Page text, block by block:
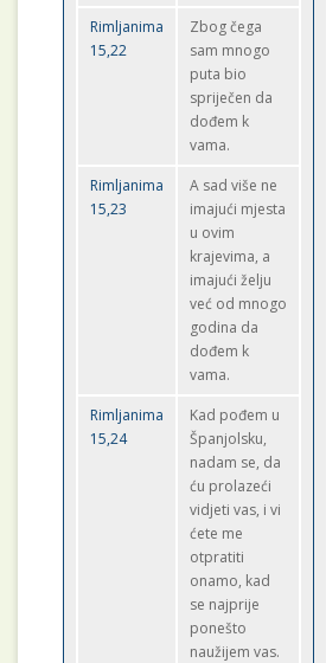
Rimljanima
15,22
Zbog čega
sam mnogo
puta bio
spriječen da
dođem k
vama.
Rimljanima
15,23
A sad više ne
imajući mjesta
u ovim
krajevima, a
imajući želju
već od mnogo
godina da
dođem k
vama.
Rimljanima
15,24
Kad pođem u
Španjolsku,
nadam se, da
ću prolazeći
vidjeti vas, i vi
ćete me
otpratiti
onamo, kad
se najprije
ponešto
naužijem vas.